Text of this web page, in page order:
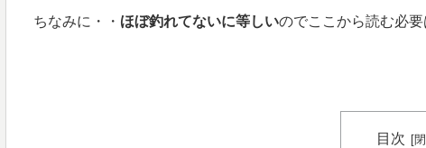
ちなみに・・ ほぼ釣れてないに等しいのでここから読む必要
目次